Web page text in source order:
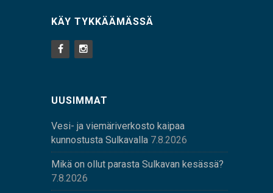
KÄY TYKKÄÄMÄSSÄ
UUSIMMAT
Vesi- ja viemäriverkosto kaipaa
kunnostusta Sulkavalla 7.8.2026
Mikä on ollut parasta Sulkavan kesässä?
7.8.2026